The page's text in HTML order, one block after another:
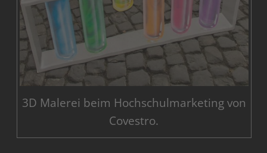
3D Malerei beim Hochschulmarketing von
Covestro.